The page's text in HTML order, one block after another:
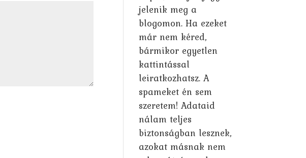
jelenik meg a
blogomon. Ha ezeket
már nem kéred,
bármikor egyetlen
kattintással
leiratkozhatsz. A
spameket én sem
szeretem! Adataid
nálam teljes
biztonságban lesznek,
azokat másnak nem